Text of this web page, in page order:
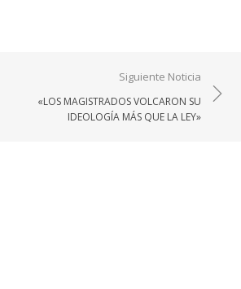
Siguiente Noticia
«LOS MAGISTRADOS VOLCARON SU
IDEOLOGÍA MÁS QUE LA LEY»